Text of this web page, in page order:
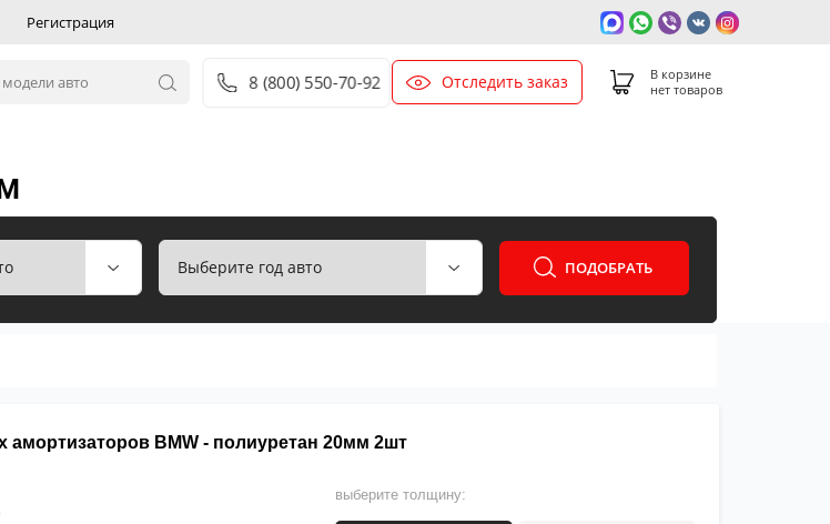
Регистрация
8 (800) 550-70-92 Отследить заказ
В корзине
нет товаров
ПОДОБРАТЬ
амортизаторов BMW - полиуретан 20мм 2шт
выберите толщину: